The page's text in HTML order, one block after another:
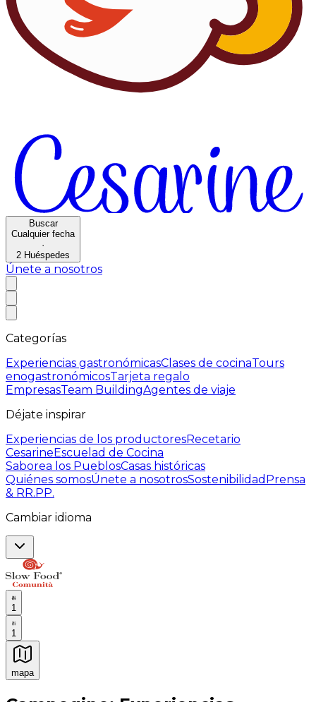
Buscar
Cualquier fecha
·
2 Huéspedes
Únete a nosotros
Categorías
Experiencias gastronómicasClases de cocinaTours
enogastronómicosTarjeta regalo
EmpresasTeam BuildingAgentes de viaje
Déjate inspirar
Experiencias de los productoresRecetario
CesarineEscuelad de Cocina
Saborea los PueblosCasas históricas
Quiénes somosÚnete a nosotrosSostenibilidad Prensa
& RR.PP.
Cambiar idioma
1
1
mapa